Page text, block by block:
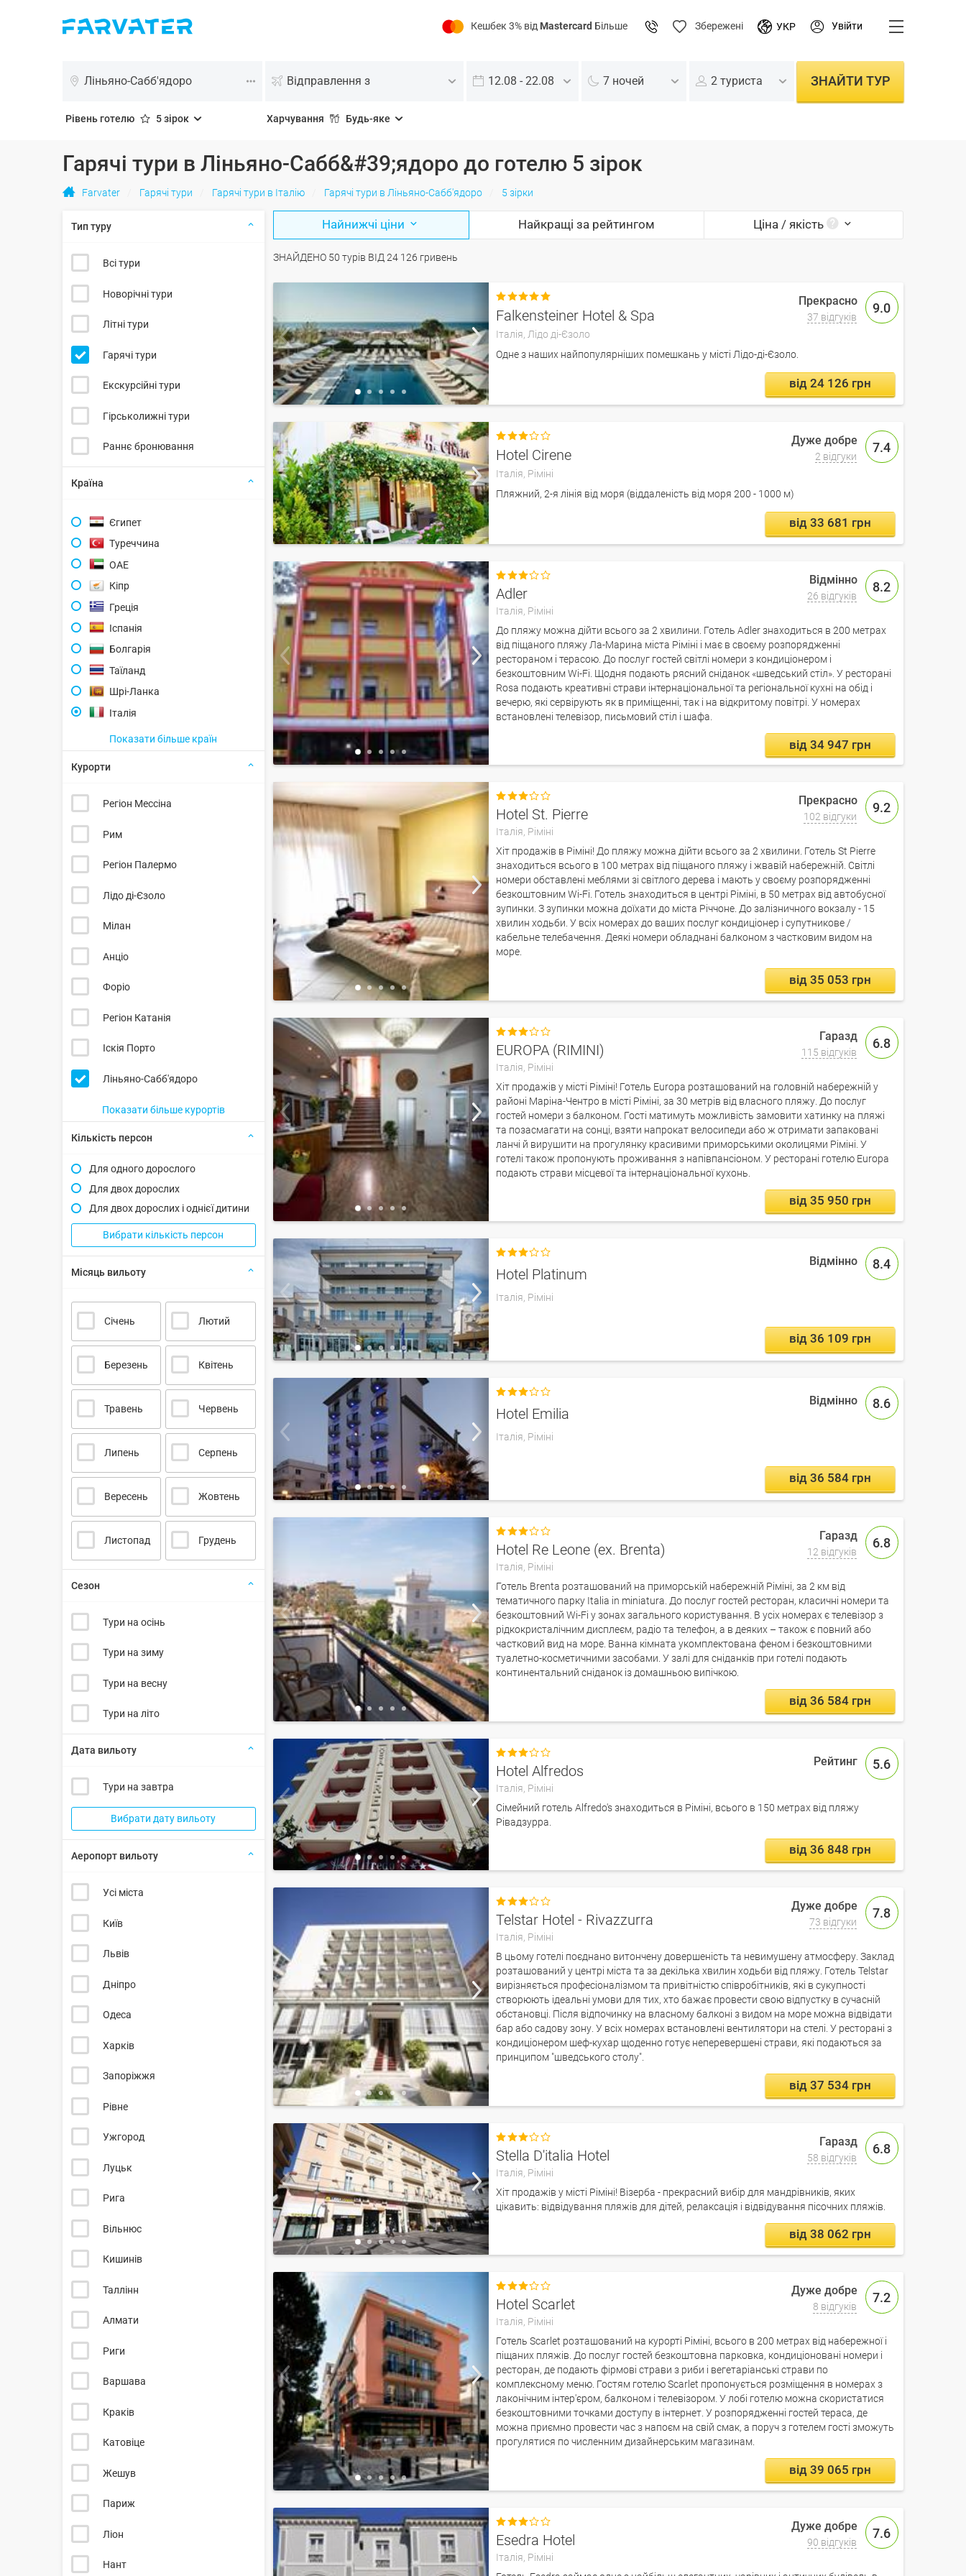
Кешбек 3% від Mastercard Більше Збережені УКР Увійти
Ліньяно-Сабб'ядоро Відправлення з 12.08 - 22.08 7 ночей 2 туриста
Рівень готелю 5 зірок Харчування Будь-яке
ЗНАЙТИ ТУР
Гарячі тури в Ліньяно-Сабб&#39;ядоро до готелю 5 зірок
Farvater Гарячі тури Гарячі тури в Італію Гарячі тури в Ліньяно-Сабб'ядоро 5 зірки
Найнижчі ціни Найкращі за рейтингом Ціна / якість
ЗНАЙДЕНО 50 турів ВІД 24 126 гривень
Тип туру
Всі тури
Новорічні тури
Літні тури
Гарячі тури
Екскурсійні тури
Гірськолижні тури
Раннє бронювання
Країна
Єгипет
Туреччина
ОАЕ
Кіпр
Греція
Іспанія
Болгарія
Таїланд
Шрі-Ланка
Італія
Показати більше країн
Курорти
Регіон Мессіна
Рим
Регіон Палермо
Лідо ді-Єзоло
Мілан
Анціо
Форіо
Регіон Катанія
Іскія Порто
Ліньяно-Сабб'ядоро
Показати більше курортів
Кількість персон
Для одного дорослого
Для двох дорослих
Для двох дорослих і однієї дитини
Вибрати кількість персон
Місяць вильоту
Січень Лютий
Березень Квітень
Травень Червень
Липень Серпень
Вересень Жовтень
Листопад Грудень
Сезон
Тури на осінь
Тури на зиму
Тури на весну
Тури на літо
Дата вильоту
Тури на завтра
Вибрати дату вильоту
Аеропорт вильоту
Усі міста
Київ
Львів
Дніпро
Одеса
Харків
Запоріжжя
Рівне
Ужгород
Луцьк
Рига
Вільнюс
Кишинів
Таллінн
Алмати
Риги
Варшава
Краків
Катовіце
Жешув
Париж
Ліон
Нант
9.0
37 відгуків

Falkensteiner Hotel & Spa
Італія, Лідо ді-Єзоло
Одне з наших найпопулярніших помешкань у місті Лідо-ді-Єзоло.
від 24 126 грн
7.4
2 відгуки

Hotel Cirene
Італія, Ріміні
Пляжний, 2-я лінія від моря (віддаленість від моря 200 - 1000 м)
від 33 681 грн
8.2
26 відгуків

Adler
Італія, Ріміні
До пляжу можна дійти всього за 2 хвилини. Готель Adler знаходиться в 200 метрах
від піщаного пляжу Ла-Марина міста Ріміні і має в своєму розпорядженні
рестораном і терасою. До послуг гостей світлі номери з кондиціонером і
безкоштовним Wi-Fi. Щодня подають рясний сніданок «шведський стіл». У ресторані
Rosa подають креативні страви інтернаціональної та регіональної кухні на обід і
вечерю, які сервірують як в приміщенні, так і на відкритому повітрі. У номерах
встановлені телевізор, письмовий стіл і шафа.
від 34 947 грн
9.2
102 відгуки

Hotel St. Pierre
Італія, Ріміні
Хіт продажів в Ріміні! До пляжу можна дійти всього за 2 хвилини. Готель St Pierre
знаходиться всього в 100 метрах від піщаного пляжу і жвавій набережній. Світлі
номери обставлені меблями зі світлого дерева і мають у своєму розпорядженні
безкоштовним Wi-Fi. Готель знаходиться в центрі Ріміні, в 50 метрах від автобусної
зупинки. З зупинки можна доїхати до міста Річчоне. До залізничного вокзалу - 15
хвилин ходьби. У всіх номерах до ваших послуг кондиціонер і супутникове /
кабельне телебачення. Деякі номери обладнані балконом з частковим видом на
море.
від 35 053 грн
6.8
115 відгуків

EUROPA (RIMINI)
Італія, Ріміні
Хіт продажів у місті Ріміні! Готель Europa розташований на головній набережній у
районі Маріна-Чентро в місті Ріміні, за 30 метрів від власного пляжу. До послуг
гостей номери з балконом. Гості матимуть можливість замовити хатинку на пляжі
та позасмагати на сонці, взяти напрокат велосипеди або ж отримати запаковані
ланчі й вирушити на прогулянку красивими приморськими околицями Ріміні. У
готелі також пропонують проживання з напівпансіоном. У ресторані готелю Europa
подають страви місцевої та інтернаціональної кухонь.
від 35 950 грн
8.4

Hotel Platinum
Італія, Ріміні
від 36 109 грн
8.6

Hotel Emilia
Італія, Ріміні
від 36 584 грн
6.8
12 відгуків

Hotel Re Leone (ex. Brenta)
Італія, Ріміні
Готель Brenta розташований на приморській набережній Ріміні, за 2 км від
тематичного парку Italia in miniatura. До послуг гостей ресторан, класичні номери та
безкоштовний Wi-Fi у зонах загального користування. В усіх номерах є телевізор з
рідкокристалічним дисплеєм, радіо та телефон, а в деяких – також є повний або
частковий вид на море. Ванна кімната укомплектована феном і безкоштовними
туалетно-косметичними засобами. У залі для сніданків при готелі подають
континентальний сніданок із домашньою випічкою.
від 36 584 грн
5.6

Hotel Alfredos
Італія, Ріміні
Сімейний готель Alfredo's знаходиться в Ріміні, всього в 150 метрах від пляжу
Рівадзурра.
від 36 848 грн
7.8
73 відгуки

Telstar Hotel - Rivazzurra
Італія, Ріміні
В цьому готелі поєднано витончену довершеність та невимушену атмосферу. Заклад
розташований у центрі міста та за декілька хвилин ходьби від пляжу. Готель Telstar
вирізняється професіоналізмом та привітністю співробітників, які в сукупності
створюють ідеальні умови для тих, хто бажає провести свою відпустку в сучасній
обстановці. Після відпочинку на власному балконі з видом на море можна відвідати
бар або садову зону. У всіх номерах встановлені вентилятори на стелі. У ресторані з
кондиціонером шеф-кухар щоденно готує неперевершені страви, які подаються за
принципом "шведського столу".
від 37 534 грн
6.8
58 відгуків

Stella D'italia Hotel
Італія, Ріміні
Хіт продажів у місті Ріміні! Візерба - прекрасний вибір для мандрівників, яких
цікавить: відвідування пляжів для дітей, релаксація і відвідування пісочних пляжів.
від 38 062 грн
7.2
8 відгуків

Hotel Scarlet
Італія, Ріміні
Готель Scarlet розташований на курорті Ріміні, всього в 200 метрах від набережної і
піщаних пляжів. До послуг гостей безкоштовна парковка, кондиціоновані номери і
ресторан, де подають фірмові страви з риби і вегетаріанські страви по
комплексному меню. Гостям готелю Scarlet пропонується розміщення в номерах з
лаконічним інтер'єром, балконом і телевізором. У лобі готелю можна скористатися
безкоштовними точками доступу в інтернет. У розпорядженні гостей тераса, де
можна приємно провести час з напоєм на свій смак, а поруч з готелем гості зможуть
прогулятися по численним дизайнерським магазинам.
від 39 065 грн
7.6
90 відгуків

Esedra Hotel
Італія, Ріміні